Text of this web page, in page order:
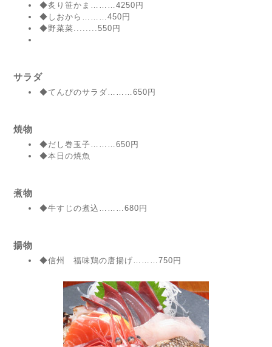
◆炙り笹かま………4250円
◆しおから………450円
◆野菜菜........550円
サラダ
◆てんぴのサラダ………650円
焼物
◆だし巻玉子………650円
◆本日の焼魚
煮物
◆牛すじの煮込………680円
揚物
◆信州 福味鶏の唐揚げ………750円